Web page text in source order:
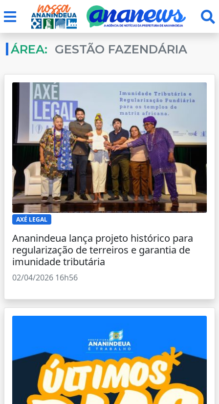
ÁREA: GESTÃO FAZENDÁRIA
AXÉ LEGAL
Ananindeua lança projeto histórico para
regularização de terreiros e garantia de
imunidade tributária
02/04/2026 16h56